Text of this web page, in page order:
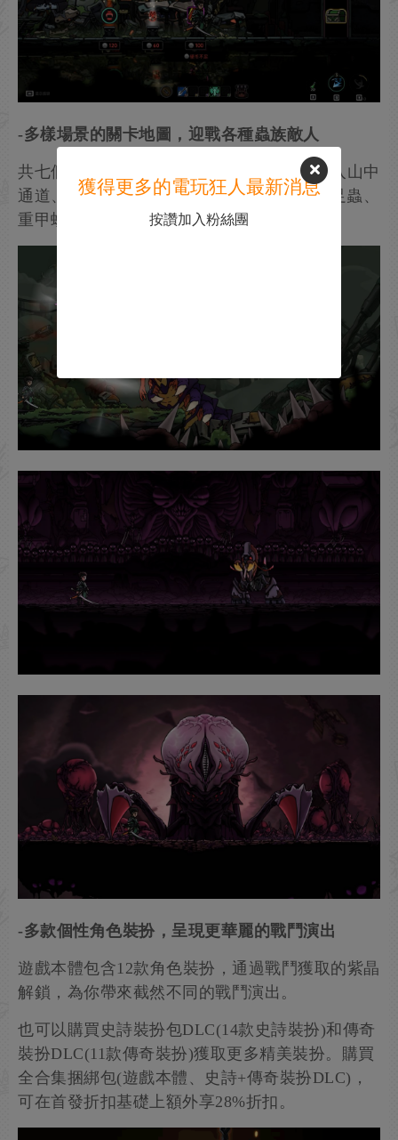
-多樣場景的關卡地圖，迎戰各種蟲族敵人
共七個位面關卡，超50種敵人接連登場。深入山中
通道、廢墟迷蹤等蟲族聚集地，迎戰鑄甲千足蟲、
重甲螳螂、神體蟲等Boss。
-多款個性角色裝扮，呈現更華麗的戰鬥演出
遊戲本體包含12款角色裝扮，通過戰鬥獲取的紫晶
解鎖，為你帶來截然不同的戰鬥演出。
也可以購買史詩裝扮包DLC(14款史詩裝扮)和傳奇
裝扮DLC(11款傳奇裝扮)獲取更多精美裝扮。購買
全合集捆綁包(遊戲本體、史詩+傳奇裝扮DLC)，
可在首發折扣基礎上額外享28%折扣。
獲得更多的電玩狂人最新消息
按讚加入粉絲團